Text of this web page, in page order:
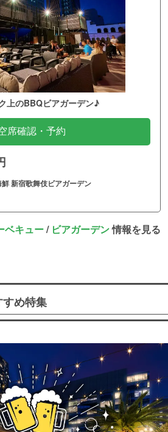
上のBBQビアガーデン♪
席確認・予約
新宿歌舞伎ビアガーデン
ベキュー/ ビアガーデン情報を見る
め特集